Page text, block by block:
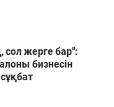
жерге бар":
бизнесін